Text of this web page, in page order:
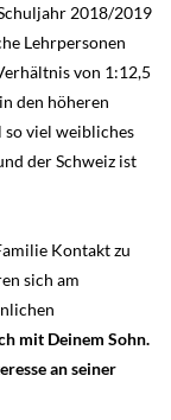
2018/2019
Lehrpersonen
von 1:12,5
den höheren
so viel weibliches
der Schweiz ist
Kontakt zu
sich am
mit Deinem Sohn.
an seiner